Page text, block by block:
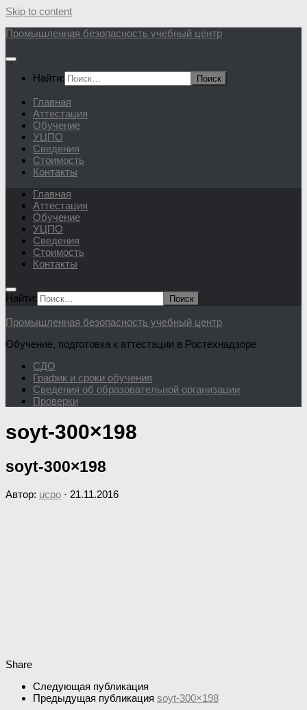
Skip to content
Промышленная безопасность учебный центр
Найти:
Главная
Аттестация
Обучение
УЦПО
Сведения
Стоимость
Контакты
Главная
Аттестация
Обучение
УЦПО
Сведения
Стоимость
Контакты
Найти:
Промышленная безопасность учебный центр
Обучение, подготовка к аттестации в Ростехнадзоре
СДО
График и сроки обучения
Сведения об образовательной организации
Проверки
soyt-300×198
soyt-300×198
Автор: ucpo · 21.11.2016
Share
Следующая публикация
Предыдущая публикация soyt-300×198